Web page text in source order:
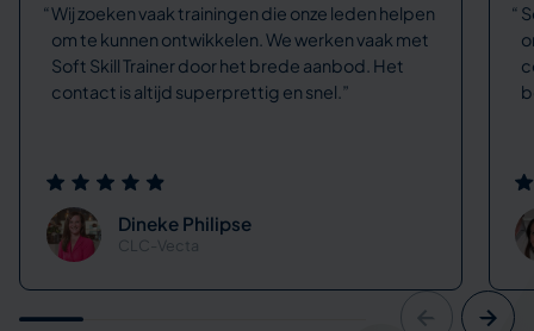
Wij zoeken vaak trainingen die onze leden helpen
om te kunnen ontwikkelen. We werken vaak met
Soft Skill Trainer door het brede aanbod. Het
contact is altijd superprettig en snel.
Dineke Philipse
CLC-Vecta